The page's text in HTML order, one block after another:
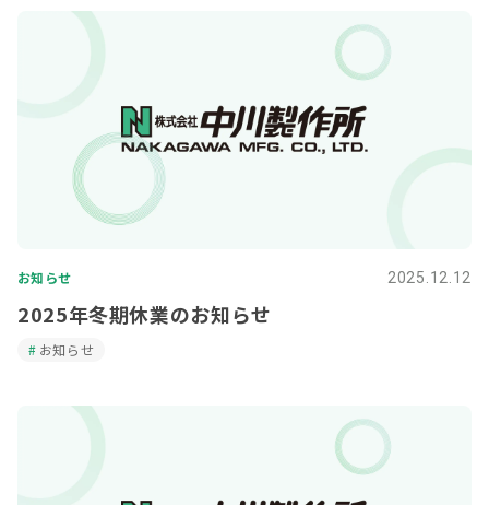
お知らせ 2025.12.12
2025年冬期休業のお知らせ
お知らせ